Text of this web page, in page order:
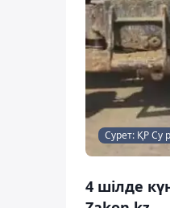
Сурет: ҚР Су
4 шілде